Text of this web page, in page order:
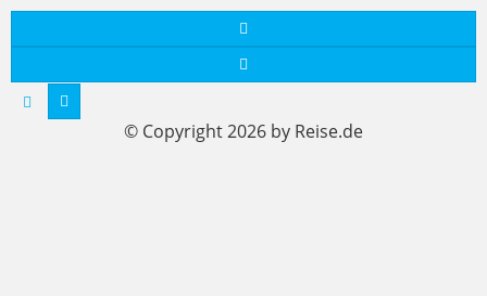
© Copyright 2026 by Reise.de